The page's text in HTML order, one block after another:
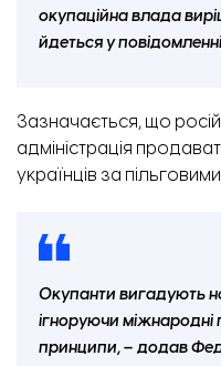
окупаційна влада
йдеться у
Зазначається, що
адміністрація
українців за
Окупанти вигадують
ігноруючи міжнародні
принципи, – додав